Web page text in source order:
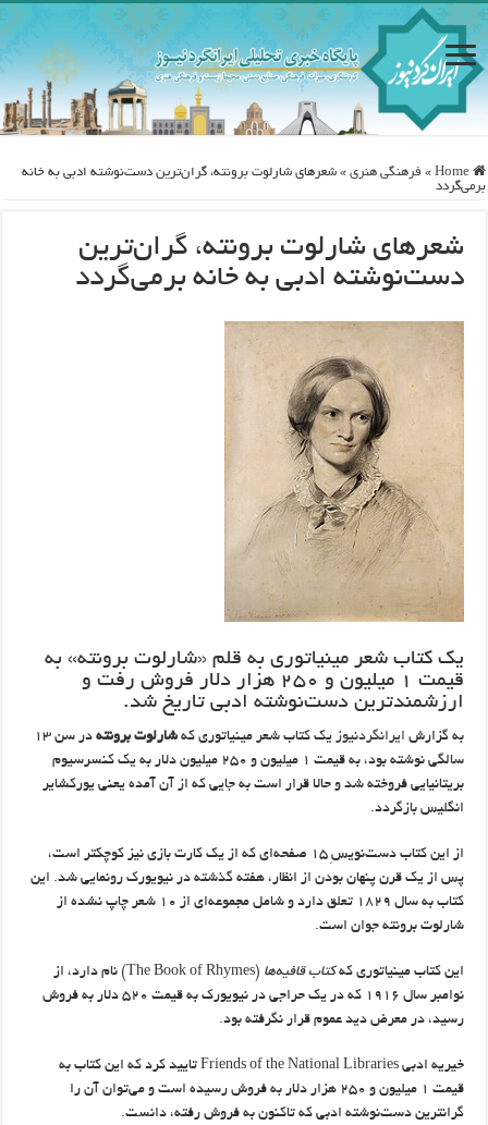
Home
» فرهنگی هنری » شعرهای شارلوت برونته، گران‌ترین دست‌نوشته ادبی به خانه
برمی‌گردد
شعرهای شارلوت برونته، گران‌ترین
دست‌نوشته ادبی به خانه برمی‌گردد
یک کتاب شعر مینیاتوری به قلم «شارلوت برونته» به
قیمت ۱ میلیون و ۲۵۰ هزار دلار فروش رفت و
ارزشمندترین دست‌نوشته ادبی تاریخ شد.
به گزارش ایرانگردنیوز یک کتاب شعر مینیاتوری کهشارلوت برونته
در سن ۱۳
سالگی نوشته بود، به قیمت ۱ میلیون و ۲۵۰ میلیون دلار به یک کنسرسیوم
بریتانیایی فروخته شد و حالا قرار است به جایی که از آن آمده یعنی یورکشایر
انگلیس بازگردد.
از این کتاب دست‌نویسِ ۱۵ صفحه‌ای که از یک کارت بازی نیز کوچکتر است،
پس از یک قرن پنهان بودن از انظار، هفته گذشته در نیویورک رونمایی شد. این
کتاب به سال ۱۸۲۹ تعلق دارد و شامل مجموعه‌ای از ۱۰ شعر چاپ نشده از
شارلوت برونته جوان است.
این کتاب مینیاتوری کهکتاب قافیه‌ها
(The Book of Rhymes) نام دارد، از
نوامبر سال ۱۹۱۶ که در یک حراجی در نیویورک به قیمت ۵۲۰ دلار به فروش
رسید، در معرض دید عموم قرار نگرفته بود.
خیریه ادبی Friends of the National Libraries تایید کرد که این کتاب به
قیمت ۱ میلیون و ۲۵۰ هزار دلار به فروش رسیده است و می‌توان آن را
گرانترین دست‌نوشته ادبی که تاکنون به فروش رفته، دانست.